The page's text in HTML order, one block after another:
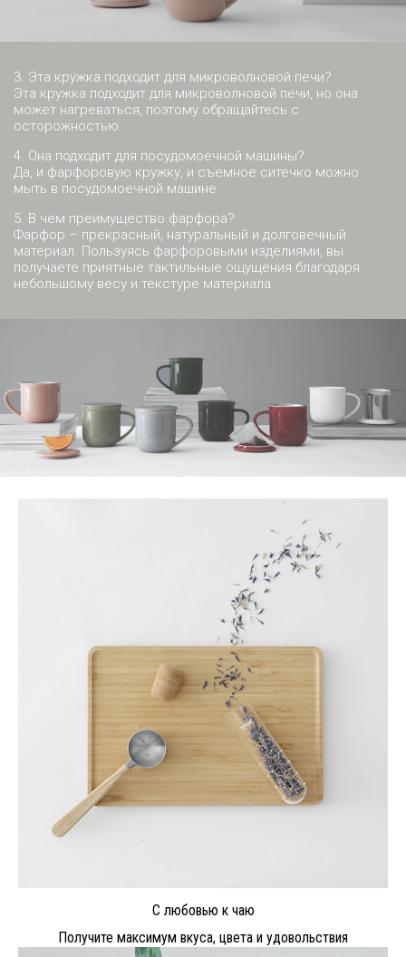
3. Эта кружка подходит для микроволновой печи?
Эта кружка подходит для микроволновой печи, но она
может нагреваться, поэтому обращайтесь с
осторожностью.
4. Она подходит для посудомоечной машины?
Да, и фарфоровую кружку, и съемное ситечко можно
мыть в посудомоечной машине.
5. В чем преимущество фарфора?
Фарфор – прекрасный, натуральный и долговечный
материал. Пользуясь фарфоровыми изделиями, вы
получаете приятные тактильные ощущения благодаря
небольшому весу и текстуре материала.
С любовью к чаю
Получите максимум вкуса, цвета и удовольствия